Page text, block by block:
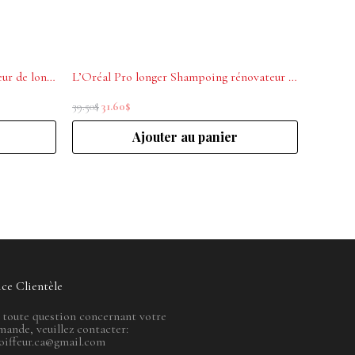
L’Oréal Pro longer Soin Rénovateur de longueurs 500ml L’Oréal Pro longer Shampoing rénovateur de longueurs 500ml
39.50$31.60$
Ajouter au panier
Clientèle
toute question concernant votre
veuillez contacter: